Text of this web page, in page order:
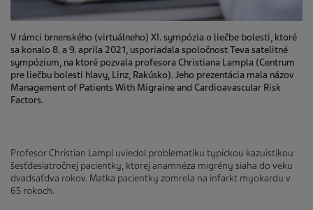
V rámci brnenského (virtuálneho) XI. sympózia o liečbe bolesti, ktoré
sa konalo 8. a 9. apríla 2021, usporiadala spoločnost Teva satelitné
sympózium, na ktoré pozvala profesora Christiana Lampla (Centrum
pre liečbu bolestí hlavy, Linz, Rakúsko). Jeho prezentácia mala názov
Management of Patients With Migraine and Cardioavascular Risk
Factors.
Profesor Christian Lampl uviedol problematiku typickou kazuistikou
šesťdesiatročnej pacientky, ktorej anamnéza migrény siaha do veku
dvadsaťdva rokov. Matka pacientky zomrela na infarkt myokardu v
65 rokoch.